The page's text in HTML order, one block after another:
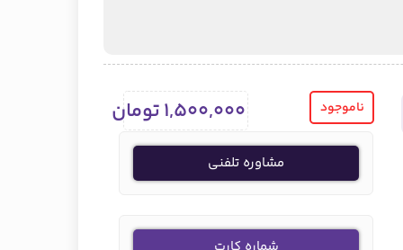
ناموجود 1,500,000تومان
مشاوره تلفنی